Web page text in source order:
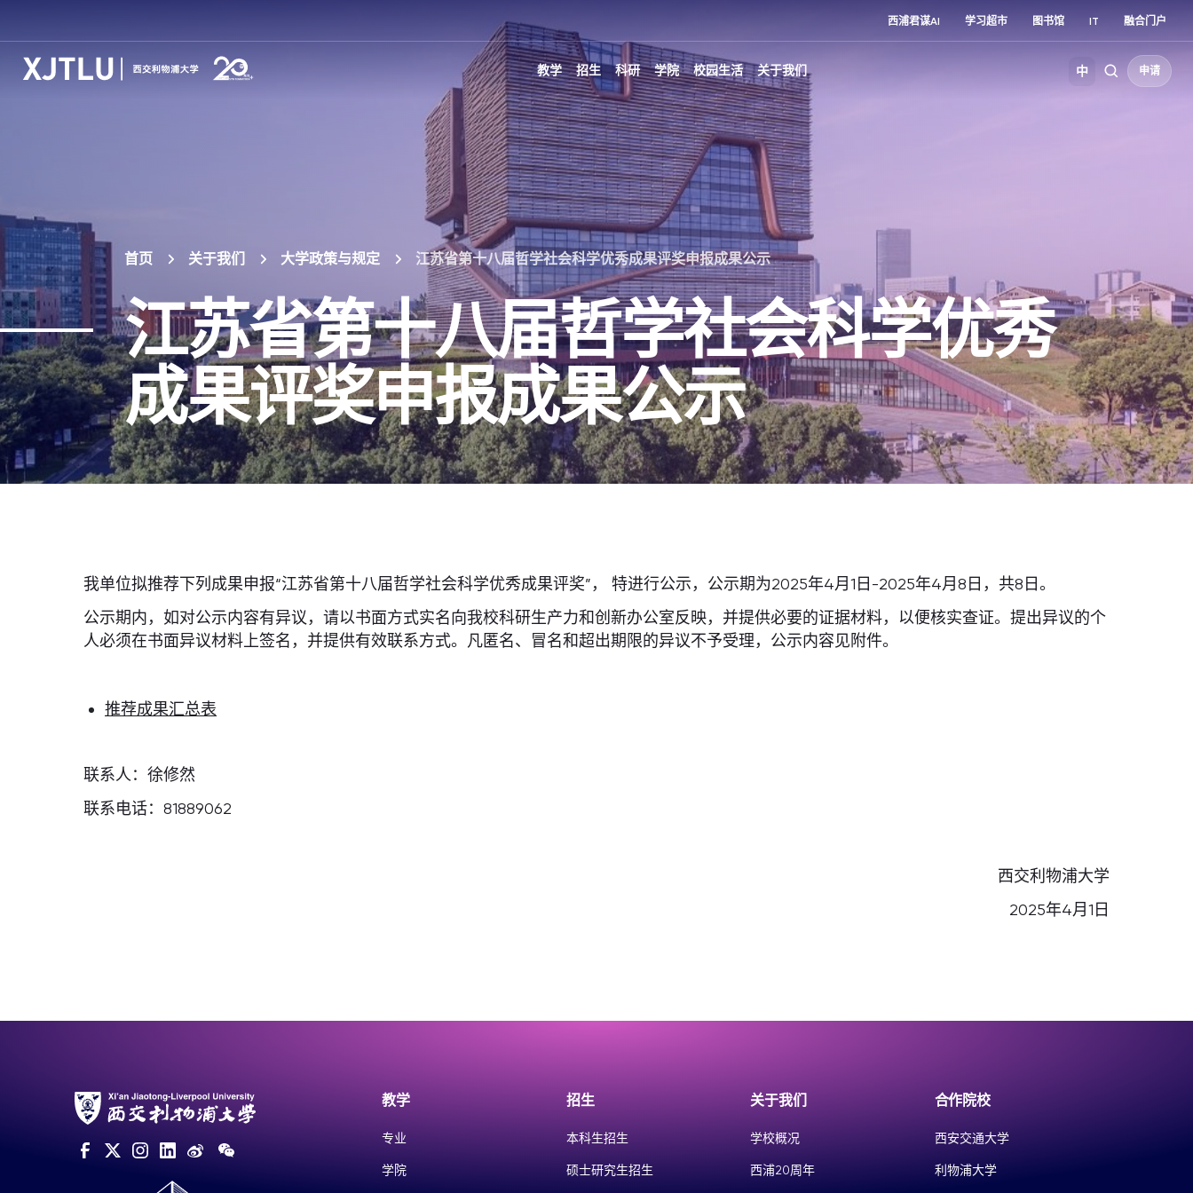
西浦君谋AI 学习超市 图书馆 IT 融合门户
教学 招生 科研 学院 校园生活 关于我们 中 申请
首页 关于我们 大学政策与规定 江苏省第十八届哲学社会科学优秀成果评奖申报成果公示
江苏省第十八届哲学社会科学优秀
成果评奖申报成果公示
我单位拟推荐下列成果申报“江苏省第十八届哲学社会科学优秀成果评奖”， 特进行公示，公示期为2025年4月1日-2025年4月8日，共8日。
公示期内，如对公示内容有异议，请以书面方式实名向我校科研生产力和创新办公室反映，并提供必要的证据材料，以便核实查证。提出异议的个
人必须在书面异议材料上签名，并提供有效联系方式。凡匿名、冒名和超出期限的异议不予受理，公示内容见附件。
推荐成果汇总表
联系人：徐修然
联系电话：81889062
西交利物浦大学
2025年4月1日
教学
专业
学院
招生
本科生招生
硕士研究生招生
关于我们
学校概况
西浦20周年
合作院校
西安交通大学
利物浦大学